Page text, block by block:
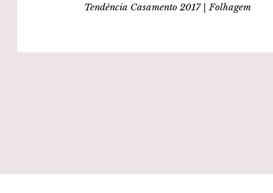
Tendência Casamento 2017 | Folhagem